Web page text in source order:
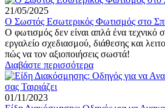
21/05/2025
Ο Σωστός Εσωτερικός Φωτισμός στο
Ο φωτισμός δεν είναι απλά ένα τεχνικό
εργαλείο σχεδιασμού, διάθεσης και
πώς να τον αξιοποιήσεις σωστά!
Διαβάστε περισσότερα
01/11/2023